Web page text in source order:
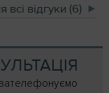
всі відгуки (6)